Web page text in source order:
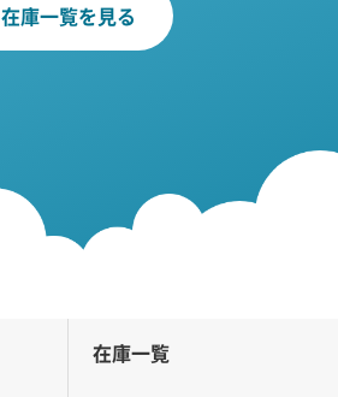
在庫一覧を見る
在庫一覧